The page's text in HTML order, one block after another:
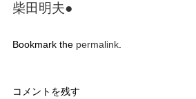
柴田明夫●
Bookmark the permalink
コメントを残す